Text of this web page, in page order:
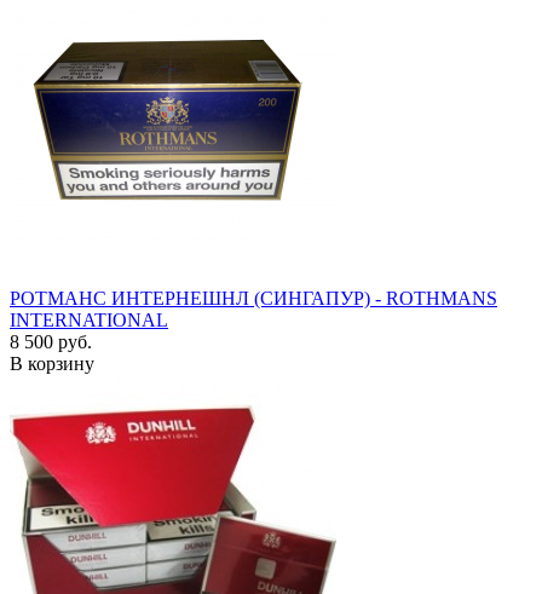
РОТМАНС ИНТЕРНЕШНЛ (СИНГАПУР) - ROTHMANS
INTERNATIONAL
8 500 руб.
В корзину